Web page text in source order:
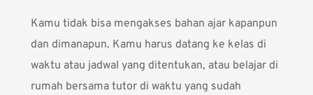
Kamu tidak bisa mengakses bahan ajar kapanpun
dan dimanapun. Kamu harus datang ke kelas di
waktu atau jadwal yang ditentukan, atau belajar di
rumah bersama tutor di waktu yang sudah